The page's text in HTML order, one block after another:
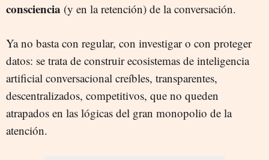
consciencia (y en la retención) de la conversación.
Ya no basta con regular, con investigar o con proteger
datos: se trata de construir ecosistemas de inteligencia
artificial conversacional creíbles, transparentes,
descentralizados, competitivos, que no queden
atrapados en las lógicas del gran monopolio de la
atención.